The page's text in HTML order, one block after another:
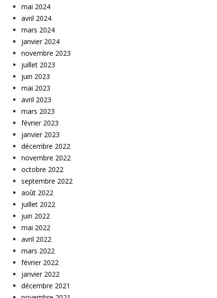
mai 2024
avril 2024
mars 2024
janvier 2024
novembre 2023
juillet 2023
juin 2023
mai 2023
avril 2023
mars 2023
février 2023
janvier 2023
décembre 2022
novembre 2022
octobre 2022
septembre 2022
août 2022
juillet 2022
juin 2022
mai 2022
avril 2022
mars 2022
février 2022
janvier 2022
décembre 2021